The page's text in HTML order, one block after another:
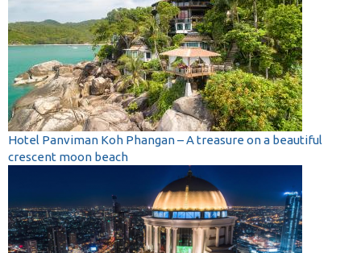
Hotel Panviman Koh Phangan – A treasure on a beautiful
crescent moon beach